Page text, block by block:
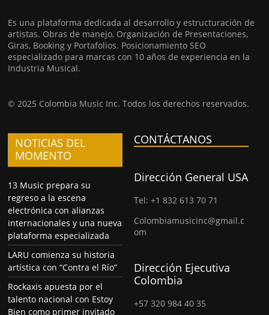
Es una plataforma dedicada al desarrollo y estructuración de
artistas. Obras de manejo, Organización de Presentaciones,
Giras, Booking y Portafolios. Posicionamiento SEO
especializado para marcas con 10 años de experiencia en la
Industria Musical.
© 2025 Colombia Music Inc. Todos los derechos reservados.
NOTICIAS DEL
MOMENTO
13 Music prepara su
regreso a la escena
electrónica con alianzas
internacionales y una nueva
plataforma especializada
LARU comienza su historia
artística con “Contra el Río”
Rockaxis apuesta por el
talento nacional con Estoy
Bien como primer invitado
CONTÁCTANOS
Dirección General USA
Tel: +1 832 613 70 71
Colombiamusicinc@gmail.c
om
Dirección Ejecutiva
Colombia
+57 320 984 40 35